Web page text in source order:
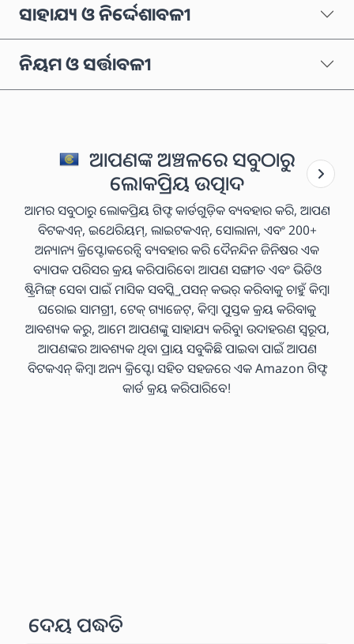
ସାହାଯ୍ୟ ଓ ନିର୍ଦ୍ଦେଶାବଳୀ
ନିୟମ ଓ ସର୍ତ୍ତାବଳୀ
ଆପଣଙ୍କ ଅଞ୍ଚଳରେ ସବୁଠାରୁ
ଲୋକପ୍ରିୟ ଉତ୍ପାଦ
ଆମର ସବୁଠାରୁ ଲୋକପ୍ରିୟ ଗିଫ୍ଟ କାର୍ଡଗୁଡ଼ିକ ବ୍ୟବହାର କରି, ଆପଣ
ବିଟକଏନ୍, ଇଥେରିୟମ୍, ଲାଇଟକଏନ୍, ସୋଲାନା, ଏବଂ 200+
ଅନ୍ୟାନ୍ୟ କ୍ରିପ୍ଟୋକରେନ୍ସି ବ୍ୟବହାର କରି ଦୈନନ୍ଦିନ ଜିନିଷର ଏକ
ବ୍ୟାପକ ପରିସର କ୍ରୟ କରିପାରିବେ। ଆପଣ ସଙ୍ଗୀତ ଏବଂ ଭିଡିଓ
ଷ୍ଟ୍ରିମିଙ୍ଗ୍ ସେବା ପାଇଁ ମାସିକ ସବସ୍କ୍ରିପସନ୍ କଭର୍ କରିବାକୁ ଚାହୁଁ କିମ୍ବା
ଘରୋଇ ସାମଗ୍ରୀ, ଟେକ୍ ଗ୍ୟାଜେଟ୍, କିମ୍ବା ପୁସ୍ତକ କ୍ରୟ କରିବାକୁ
ଆବଶ୍ୟକ କରୁ, ଆମେ ଆପଣଙ୍କୁ ସାହାଯ୍ୟ କରିବୁ। ଉଦାହରଣ ସ୍ୱରୂପ,
ଆପଣଙ୍କର ଆବଶ୍ୟକ ଥିବା ପ୍ରାୟ ସବୁକିଛି ପାଇବା ପାଇଁ ଆପଣ
ବିଟକଏନ୍ କିମ୍ବା ଅନ୍ୟ କ୍ରିପ୍ଟୋ ସହିତ ସହଜରେ ଏକ Amazon ଗିଫ୍ଟ
କାର୍ଡ କ୍ରୟ କରିପାରିବେ!
ଦେୟ ପଦ୍ଧତି